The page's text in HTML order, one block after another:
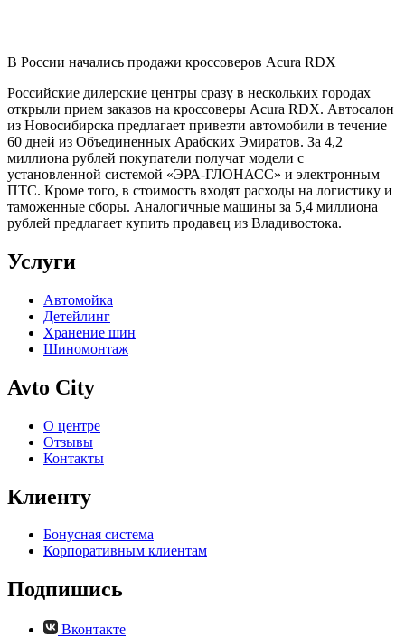
В России начались продажи кроссоверов Acura RDX
Российские дилерские центры сразу в нескольких городах
открыли прием заказов на кроссоверы Acura RDX. Автосалон
из Новосибирска предлагает привезти автомобили в течение
60 дней из Объединенных Арабских Эмиратов. За 4,2
миллиона рублей покупатели получат модели с
установленной системой «ЭРА-ГЛОНАСС» и электронным
ПТС. Кроме того, в стоимость входят расходы на логистику и
таможенные сборы. Аналогичные машины за 5,4 миллиона
рублей предлагает купить продавец из Владивостока.
Услуги
Автомойка
Детейлинг
Хранение шин
Шиномонтаж
Avto City
О центре
Отзывы
Контакты
Клиенту
Бонусная система
Корпоративным клиентам
Подпишись
Вконтакте